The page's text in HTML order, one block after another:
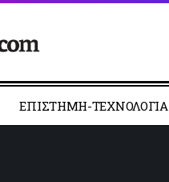
ΕΠΙΣΤΗΜΗ-ΤΕΧΝΟΛΟΓΙΑ